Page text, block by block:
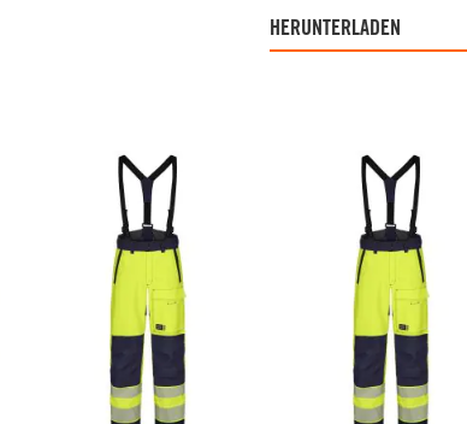
HERUNTERLADEN